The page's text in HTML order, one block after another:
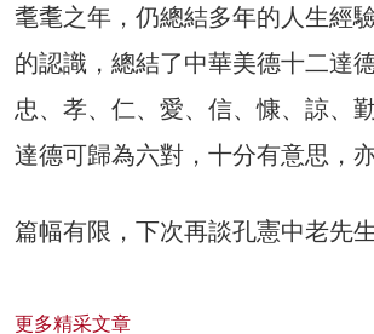
耄耄之年，仍總結多年的人生經
的認識，總結了中華美德十二達
忠、孝、仁、愛、信、慷、諒、
達德可歸為六對，十分有意思，
篇幅有限，下次再談孔憲中老先
更多精采文章